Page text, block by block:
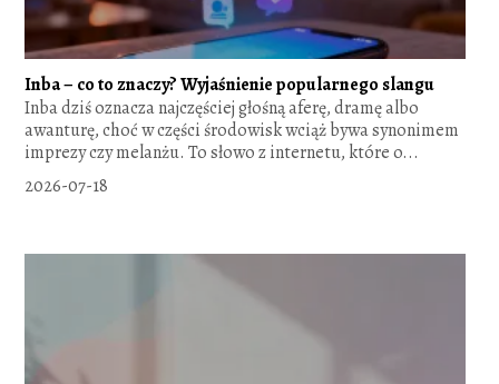
Inba – co to znaczy? Wyjaśnienie popularnego slangu
Inba dziś oznacza najczęściej głośną aferę, dramę albo
awanturę, choć w części środowisk wciąż bywa synonimem
imprezy czy melanżu. To słowo z internetu, które o...
2026-07-18